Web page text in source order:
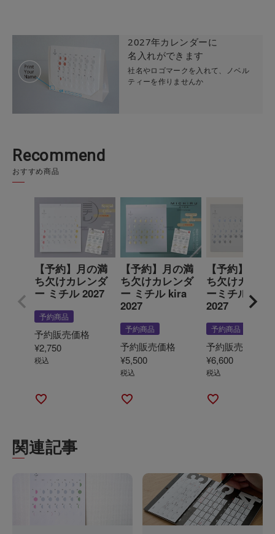
また、合計金額￥50,000以上で適用されるおまとめ割もございま
おまとめ割について
名入れノベルティーについて
2027年カレンダーに
名入れができます
社名やロゴマークを入れて、ノベル
ティーを作りませんか
Recommend
おすすめ商品
【予約】月の満
ち欠けカレンダ
ー ミチル 2027
予約商品
予約販売価格
¥2,750
税込
【予約】月の満
ち欠けカレンダ
ー ミチル kira
2027
予約商品
予約販売価格
¥5,500
税込
【予約】月の
ち欠けカレン
ーミチル
2027
予約商品
予約販売価格
¥6,600
税込
関連記事